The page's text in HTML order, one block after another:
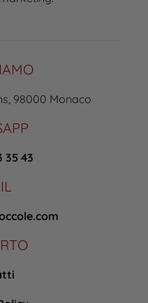
98000 Monaco
35 43